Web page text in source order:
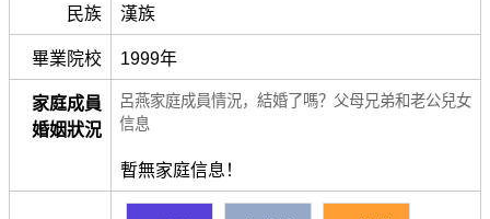
民族 漢族
畢業院校 1999年
家庭成員
婚姻狀況
呂燕家庭成員情況，結婚了嗎？父母兄弟和老公兒女
信息
暫無家庭信息！